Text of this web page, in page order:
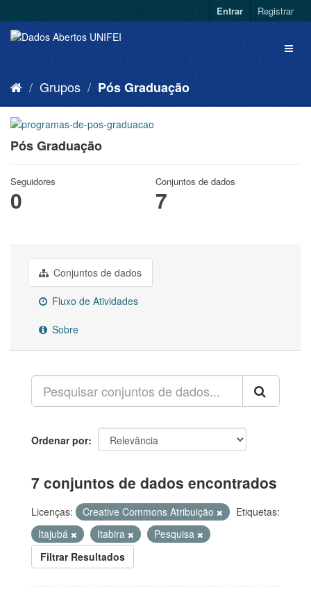
Entrar Registrar
Grupos Pós Graduação
Pós Graduação
Seguidores
0
Conjuntos de dados
7
Conjuntos de dados
Fluxo de Atividades
Sobre
Ordenar por
7 conjuntos de dados encontrados
Licenças: Creative Commons Atribuição
Etiquetas:
Itajubá
Itabira
Pesquisa
Filtrar Resultados